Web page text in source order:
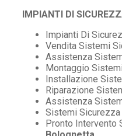
IMPIANTI DI
Impianti Di
Vendita Sistemi
Assistenza
Montaggio
Installazione
Riparazione
Assistenza
Sistemi Sicurezza
Pronto Intervento